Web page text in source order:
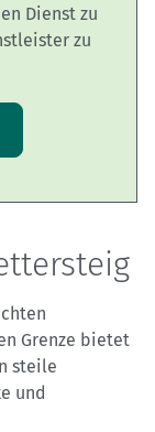
Dienst zu
zu
Grenze bietet
steile
und